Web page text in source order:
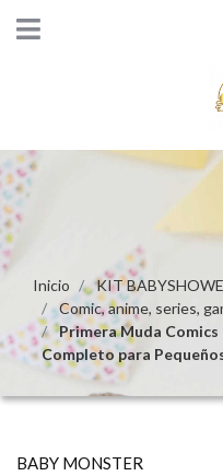
Inicio
KIT
Comic, anime, series,
Primera Muda
Completo para
BABY MONSTER